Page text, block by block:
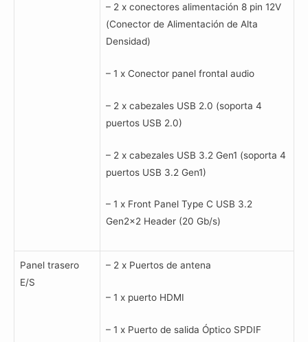
– 2 x conectores alimentación 8 pin 12V
(Conector de Alimentación de Alta
Densidad)
– 1 x Conector panel frontal audio
– 2 x cabezales USB 2.0 (soporta 4
puertos USB 2.0)
– 2 x cabezales USB 3.2 Gen1 (soporta 4
puertos USB 3.2 Gen1)
– 1 x Front Panel Type C USB 3.2
Gen2x2 Header (20 Gb/s)
Panel trasero
E/S
– 2 x Puertos de antena
– 1 x puerto HDMI
– 1 x Puerto de salida Óptico SPDIF